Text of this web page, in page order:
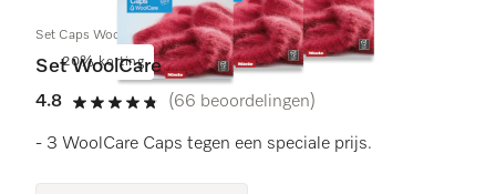
20% korting
Set Caps WoolCare
Set WoolCare
4.8
4.8 sterren op 5
(66 beoordelingen)
- 3 WoolCare Caps tegen een speciale prijs.